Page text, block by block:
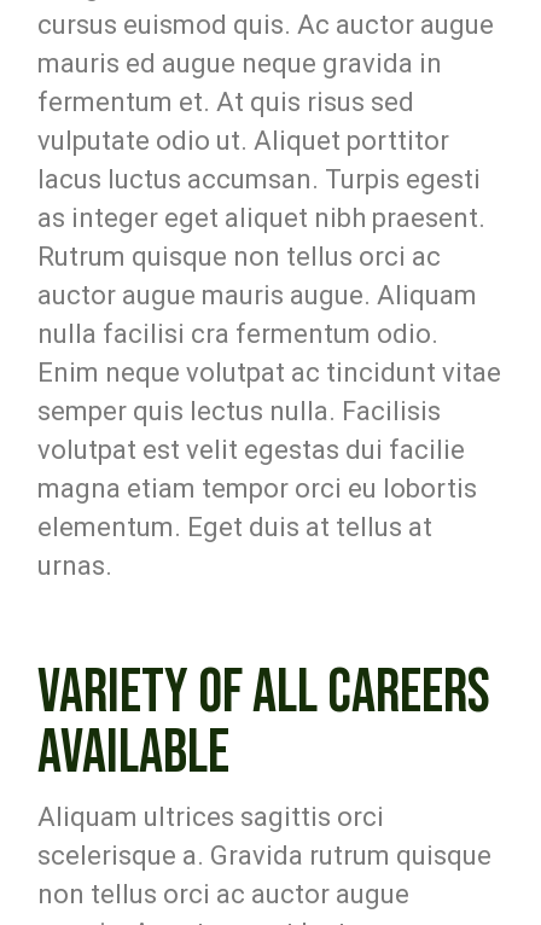
cursus euismod quis. Ac auctor augue
mauris ed augue neque gravida in
fermentum et. At quis risus sed
vulputate odio ut. Aliquet porttitor
lacus luctus accumsan. Turpis egesti
as integer eget aliquet nibh praesent.
Rutrum quisque non tellus orci ac
auctor augue mauris augue. Aliquam
nulla facilisi cra fermentum odio.
Enim neque volutpat ac tincidunt vitae
semper quis lectus nulla. Facilisis
volutpat est velit egestas dui facilie
magna etiam tempor orci eu lobortis
elementum. Eget duis at tellus at
urnas.
VARIETY OF ALL CAREERS
AVAILABLE
Aliquam ultrices sagittis orci
scelerisque a. Gravida rutrum quisque
non tellus orci ac auctor augue